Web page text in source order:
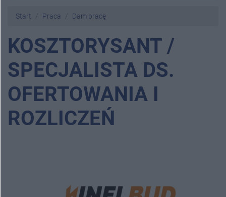
Start Praca Dam pracę
KOSZTORYSANT /
SPECJALISTA DS.
OFERTOWANIA I
ROZLICZEŃ